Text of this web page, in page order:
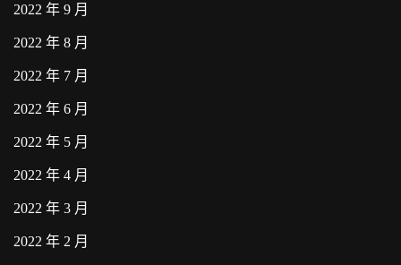
2022 年 9 月
2022 年 8 月
2022 年 7 月
2022 年 6 月
2022 年 5 月
2022 年 4 月
2022 年 3 月
2022 年 2 月